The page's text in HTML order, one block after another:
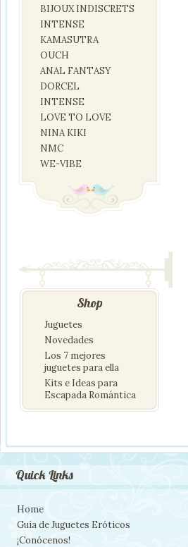
BIJOUX INDISCRETS
INTENSE
KAMASUTRA
OUCH
ANAL FANTASY
DORCEL
INTENSE
LOVE TO LOVE
NINA KIKI
NMC
WE-VIBE
Shop
Juguetes
Novedades
Los 7 mejores
juguetes para ella
Kits e Ideas para
Escapada Romántica
Quick Links
Home
Guía de Juguetes Eróticos
¡Conócenos!